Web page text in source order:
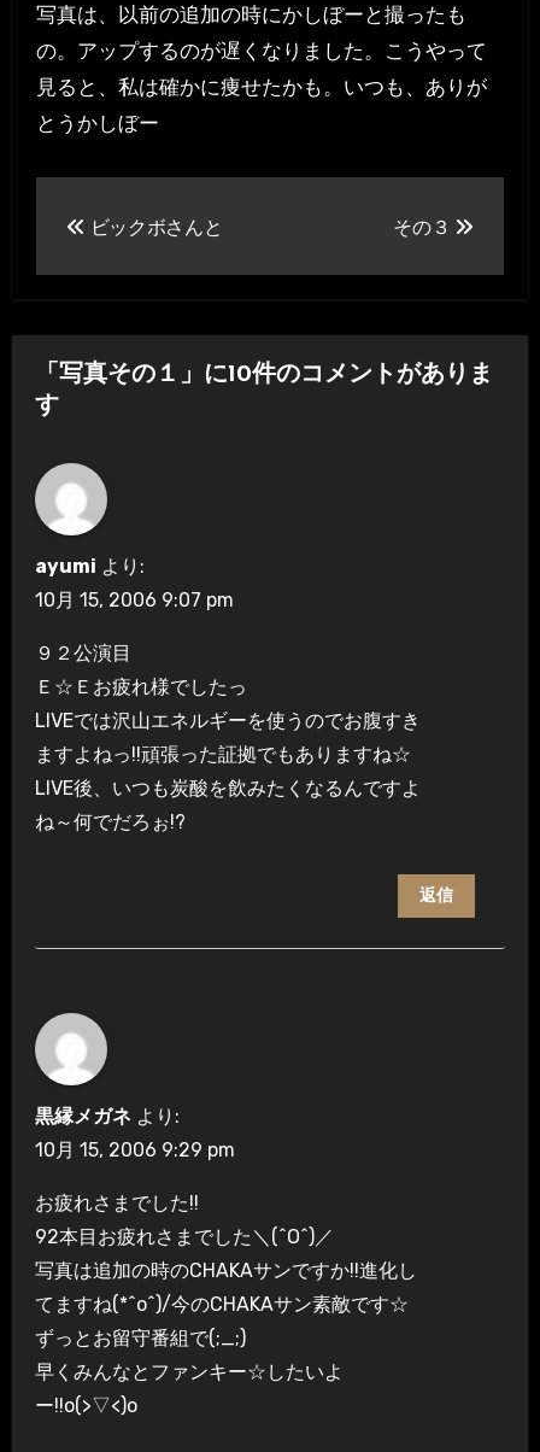
写真は、以前の追加の時にかしぼーと撮ったも
の。アップするのが遅くなりました。こうやって
見ると、私は確かに痩せたかも。いつも、ありが
とうかしぼー
ビ
ゲ
シ
ョ
ン
ビックボさんと その３
「写真その１」に10件のコメントがありま
す
ayumi より:
10月 15, 2006 9:07 pm
９２公演目
Ｅ☆Ｅお疲れ様でしたっ
LIVEでは沢山エネルギーを使うのでお腹すき
ますよねっ!!頑張った証拠でもありますね☆
LIVE後、いつも炭酸を飲みたくなるんですよ
ね～何でだろぉ!?
返信
黒縁メガネ より:
10月 15, 2006 9:29 pm
お疲れさまでした!!
92本目お疲れさまでした＼(^O^)／
写真は追加の時のCHAKAサンですか!!進化し
てますね(*^o^)/今のCHAKAサン素敵です☆
ずっとお留守番組で(;_;)
早くみんなとファンキー☆したいよ
ー!!o(>▽<)o